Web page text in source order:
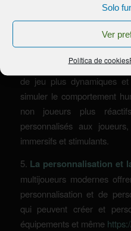
Solo
Ver
Política de cookies
joueurs de manière plus
L’intelligence
également eu un impact
en permettant aux
de jeu plus dynamiques
simuler le comportement
non joueurs plus
personnalisés aux
immersifs et stimulants.
5. La personnalisation et
multijoueurs modernes
personnalisation et de
qui peuvent créer et
équipements et même